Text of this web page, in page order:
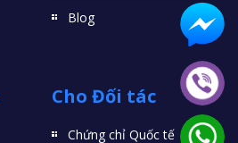
Blog
Cho Đối tác
Chứng chỉ Quốc tế